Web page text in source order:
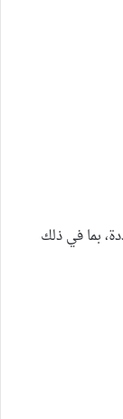
بما في ذلك